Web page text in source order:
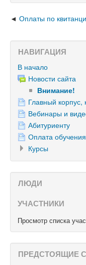
Оплаты по
НАВИГАЦИЯ
В начало
Новости сайта
Внимание!
Главный корпус,
Вебинары и
Абитуриенту
Оплата обучения
Курсы
ЛЮДИ
УЧАСТНИКИ
Просмотр списка
ПРЕДСТОЯЩИЕ